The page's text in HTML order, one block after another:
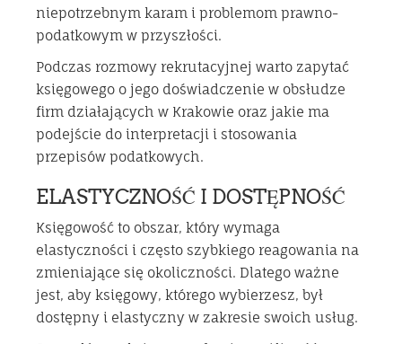
niepotrzebnym karam i problemom prawno-
podatkowym w przyszłości.
Podczas rozmowy rekrutacyjnej warto zapytać
księgowego o jego doświadczenie w obsłudze
firm działających w Krakowie oraz jakie ma
podejście do interpretacji i stosowania
przepisów podatkowych.
ELASTYCZNOŚĆ I DOSTĘPNOŚĆ
Księgowość to obszar, który wymaga
elastyczności i często szybkiego reagowania na
zmieniające się okoliczności. Dlatego ważne
jest, aby księgowy, którego wybierzesz, był
dostępny i elastyczny w zakresie swoich usług.